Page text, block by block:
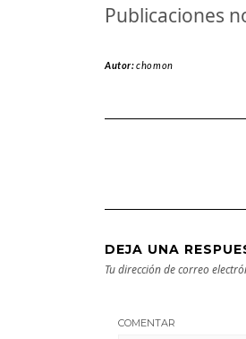
Publicaciones
Autor:chomon
DEJA UNA
Tu dirección de correo
COMENTAR